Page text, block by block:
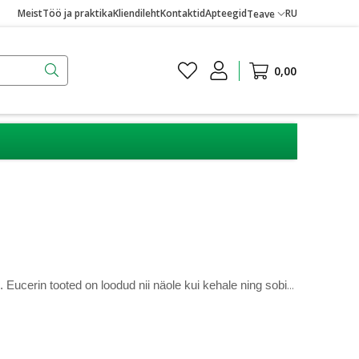
MeistTöö ja praktikaKliendilehtKontaktidApteegidTeave RU
0,00
Eucerin on dermatoloogiliselt testitud nahahooldusbränd, mis pakub laia valikut tooteid erinevatele nahatüüpidele ja vajadustele. Eucerin tooted on loodud nii näole kui kehale ning sobivad ka tundlikule nahale. Olgu tegemist igapäevase näohoolduse, keha niisutamise või probleemse naha hooldamisega, Eucerin pakub usaldusväärseid ja tõhusaid lahendusi.